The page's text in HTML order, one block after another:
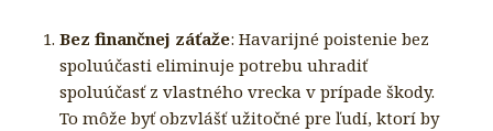
Bez finančnej záťaže: Havarijné poistenie bez
spoluúčasti eliminuje potrebu uhradiť
spoluúčasť z vlastného vrecka v prípade škody.
To môže byť obzvlášť užitočné pre ľudí, ktorí by